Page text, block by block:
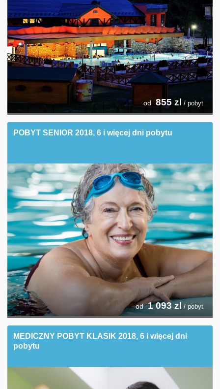
od 855 zl / pobyt
POBYT SENIOR 2018, 6 i więcej dni pobytu
od 1 093 zl / pobyt
MEDICZNY POBYT KLASIK 2018, 6 i więcej dni
pobytu